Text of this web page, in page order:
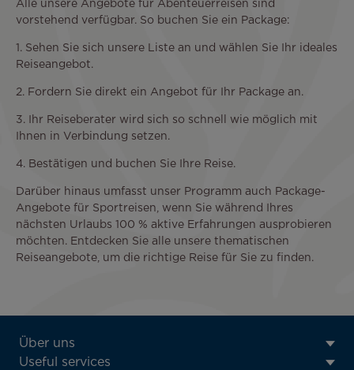
Alle unsere Angebote für Abenteuerreisen sind
vorstehend verfügbar. So buchen Sie ein Package:
1. Sehen Sie sich unsere Liste an und wählen Sie Ihr ideales
Reiseangebot.
2. Fordern Sie direkt ein Angebot für Ihr Package an.
3. Ihr Reiseberater wird sich so schnell wie möglich mit
Ihnen in Verbindung setzen.
4. Bestätigen und buchen Sie Ihre Reise.
Darüber hinaus umfasst unser Programm auch Package-
Angebote für Sportreisen, wenn Sie während Ihres
nächsten Urlaubs 100 % aktive Erfahrungen ausprobieren
möchten. Entdecken Sie alle unsere thematischen
Reiseangebote, um die richtige Reise für Sie zu finden.
ATN:
Footer
Über uns
Useful services